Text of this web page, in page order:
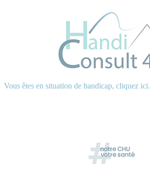
Vous êtes en situation de handicap, cliquez ici.